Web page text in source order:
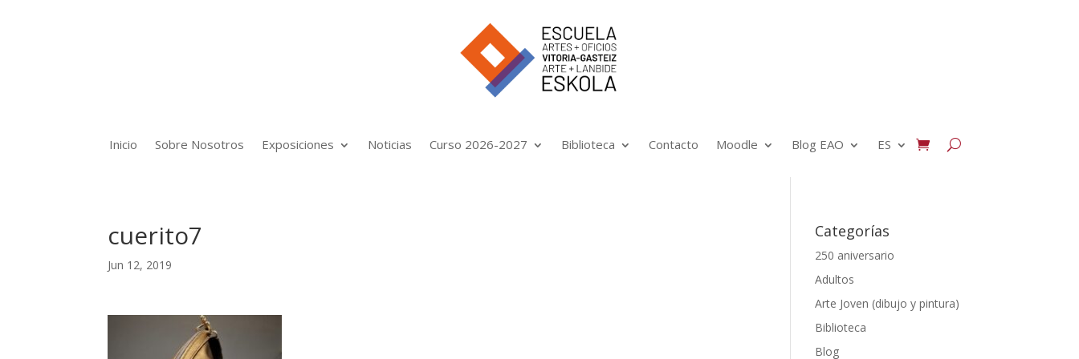
Inicio Sobre Nosotros Exposiciones Noticias Curso 2026-2027 Biblioteca Contacto Moodle Blog EAO ES
cuerito7
Jun 12, 2019
Categorías
250 aniversario
Adultos
Arte Joven (dibujo y pintura)
Biblioteca
Blog